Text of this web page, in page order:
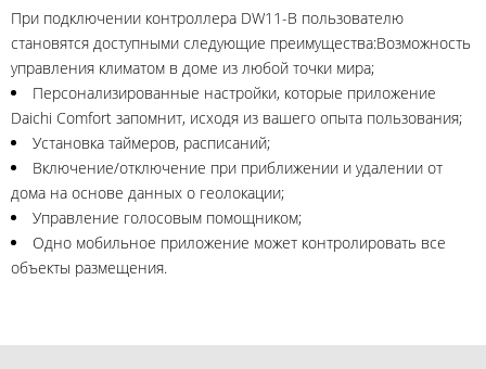
При подключении контроллера DW11-B пользователю
становятся доступными следующие преимущества:Возможность
управления климатом в доме из любой точки мира;
Персонализированные настройки, которые приложение
Daichi Comfort запомнит, исходя из вашего опыта пользования;
Установка таймеров, расписаний;
Включение/отключение при приближении и удалении от
дома на основе данных о геолокации;
Управление голосовым помощником;
Одно мобильное приложение может контролировать все
объекты размещения.